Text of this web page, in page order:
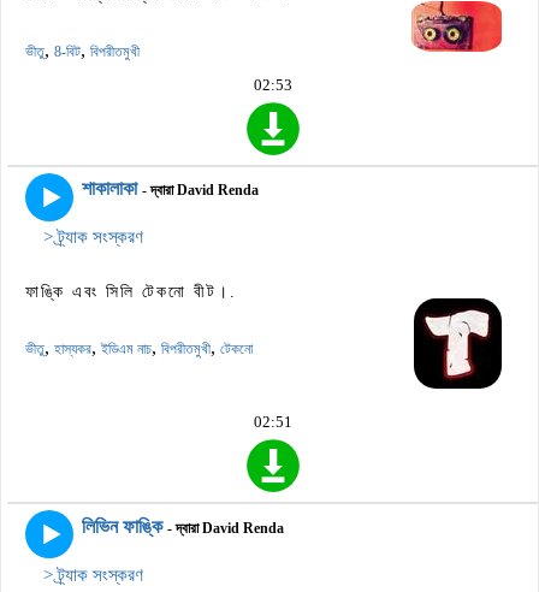
ভীতু, 8-বিট, বিপরীতমুখী
02:53
শাকালাকা - দ্বারা David Renda
> ট্র্যাক সংস্করণ
ফাঙ্কি এবং সিলি টেকনো বীট।.
ভীতু, হাস্যকর, ইডিএম নাচ, বিপরীতমুখী, টেকনো
02:51
লিভিন ফাঙ্কি - দ্বারা David Renda
> ট্র্যাক সংস্করণ